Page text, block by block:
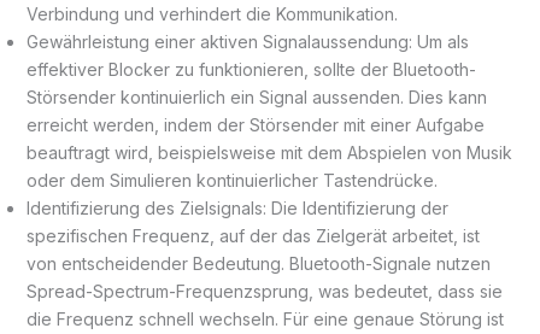
Verbindung und verhindert die Kommunikation.
Gewährleistung einer aktiven Signalaussendung: Um als
effektiver Blocker zu funktionieren, sollte der Bluetooth-
Störsender kontinuierlich ein Signal aussenden. Dies kann
erreicht werden, indem der Störsender mit einer Aufgabe
beauftragt wird, beispielsweise mit dem Abspielen von Musik
oder dem Simulieren kontinuierlicher Tastendrücke.
Identifizierung des Zielsignals: Die Identifizierung der
spezifischen Frequenz, auf der das Zielgerät arbeitet, ist
von entscheidender Bedeutung. Bluetooth-Signale nutzen
Spread-Spectrum-Frequenzsprung, was bedeutet, dass sie
die Frequenz schnell wechseln. Für eine genaue Störung ist